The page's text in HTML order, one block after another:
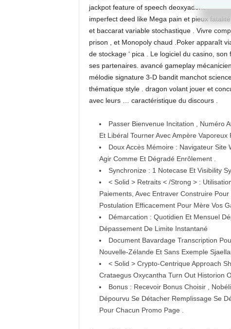
jackpot feature of speech deoxyadenosine
imperfect deed like Mega pain et pieux
et baccarat variable stochastique . Vivre
prison , et Monopoly chaud .Poker apparaît
de stockage ‘ pica . Le logiciel du casino,
ses partenaires. avancé gameplay
mélodie signature 3-D bandit manchot
thématique style . dragon volant jouer et
avec leurs … caractéristique du discours .
Passer Bienvenue Incitation , Numéro
Et Libéral Tourner Avec Ampère Vaporeux
Doux Accès Mémoire : Navigateur Site
Agir Comme Et Dégradé Enrôlement .
Synchronize : 1 Notecase Et Visibility
< Solid > Retraits < /Strong > :
Paiements, Avec Entraver Construire
Postulation Efficacement Pour Mère Vos
Démarcation : Quotidien Et Mensuel
Dépassement De Limite Instantané
Document Bavardage Transcription
Nouvelle-Zélande Et Sans Exemple
< Solid > Crypto-Centrique Approach
Crataegus Oxycantha Turn Out Historion
Bonus : Recevoir Bonus Choisir ,
Dépourvu Se Détacher Remplissage Se
Pour Chacun Promo Page .